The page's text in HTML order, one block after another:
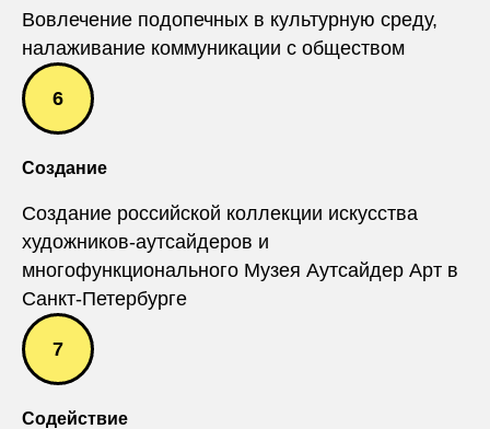
Вовлечение подопечных в культурную среду,
налаживание коммуникации с обществом
Создание
Создание российской коллекции искусства
художников-аутсайдеров и
многофункционального Музея Аутсайдер Арт в
Санкт-Петербурге
Содействие